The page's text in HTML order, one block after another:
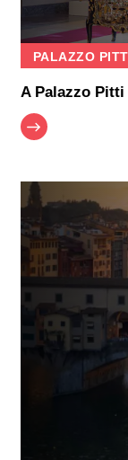
PALAZZO
A Palazzo